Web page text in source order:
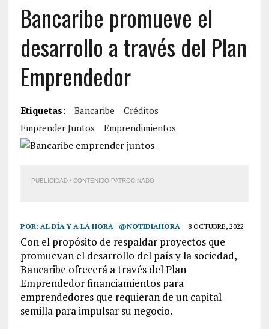
Bancaribe promueve el
desarrollo a través del Plan
Emprendedor
Etiquetas: Bancaribe
Créditos
Emprender Juntos
Emprendimientos
PUBLICIDAD / CONTENIDO PATROCINADO
POR: AL DÍA Y A LA HORA | @NOTIDIAHORA 8 OCTUBRE, 2022
Con el propósito de respaldar proyectos que
promuevan el desarrollo del país y la sociedad,
Bancaribe ofrecerá a través del Plan
Emprendedor financiamientos para
emprendedores que requieran de un capital
semilla para impulsar su negocio.